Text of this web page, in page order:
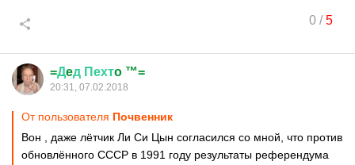
0/5
=Дeд Пехтo ™=
20:31, 07.02.2018
От пользователя Почвенник
Вон , даже лётчик Ли Си Цын согласился со мной, что против
обновлённого СССР в 1991 году результаты референдума